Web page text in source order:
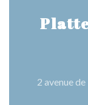
2 avenue